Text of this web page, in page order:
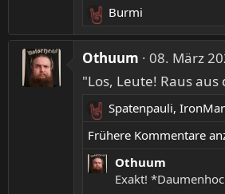
o
n
e
n
:
R
e
a
t
o
n
e
n
Burmi
Othuum
08. März
"Los, Leute! Raus
R
e
k
Spatenpauli,
Frühere Kommentare
Othuum
Exakt!